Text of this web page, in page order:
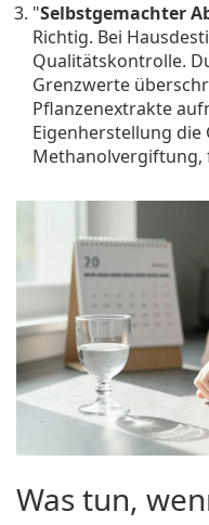
"Selbstgemachter
Richtig. Bei
Qualitätskontrolle.
Grenzwerte
Pflanzenextrakte
Eigenherstellung die
Methanolvergiftung,
Was tun,